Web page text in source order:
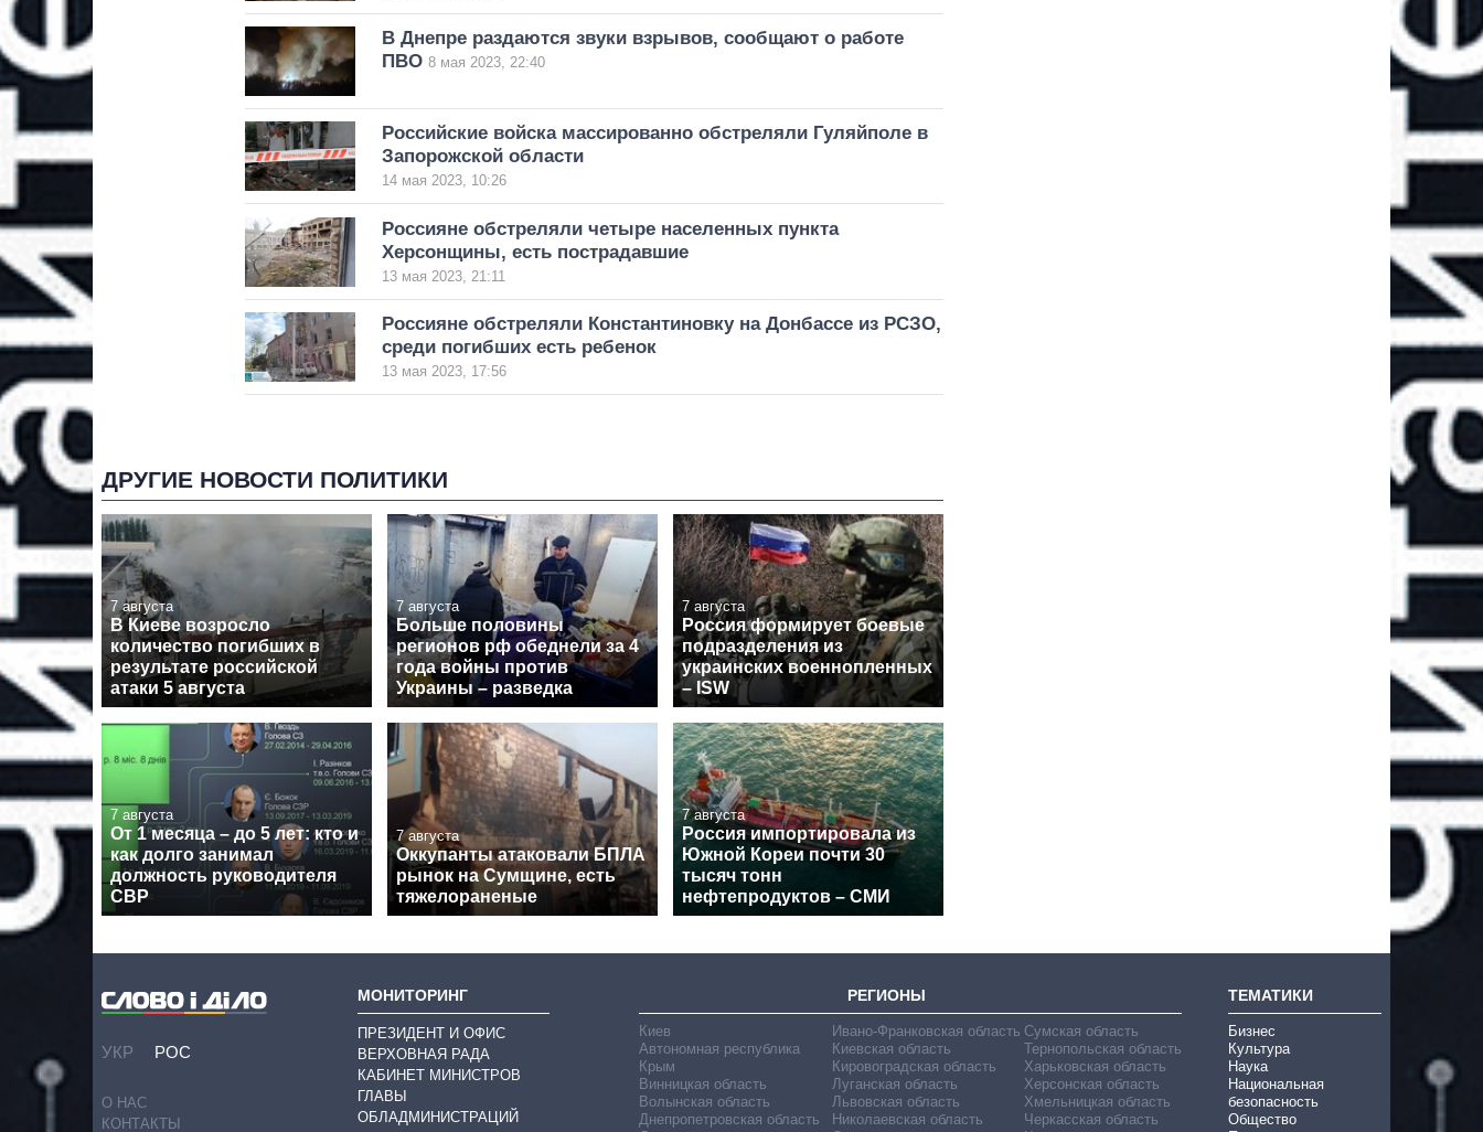
В Днепре раздаются звуки взрывов, сообщают о работе
ПВО 8 мая 2023, 22:40
Российские войска массированно обстреляли Гуляйполе в
Запорожской области
14 мая 2023, 10:26
Россияне обстреляли четыре населенных пункта
Херсонщины, есть пострадавшие
13 мая 2023, 21:11
Россияне обстреляли Константиновку на Донбассе из РСЗО,
среди погибших есть ребенок
13 мая 2023, 17:56
ДРУГИЕ НОВОСТИ ПОЛИТИКИ
7 августа
В Киеве возросло
количество погибших в
результате российской
атаки 5 августа
7 августа
Больше половины
регионов рф обеднели за 4
года войны против
Украины – разведка
7 августа
Россия формирует боевые
подразделения из
украинских военнопленных
– ISW
7 августа
От 1 месяца – до 5 лет: кто и
как долго занимал
должность руководителя
СВР
7 августа
Оккупанты атаковали БПЛА
рынок на Сумщине, есть
тяжелораненые
7 августа
Россия импортировала из
Южной Кореи почти 30
тысяч тонн
нефтепродуктов – СМИ
УКР РОС
О НАС
КОНТАКТЫ
МОНИТОРИНГ
ПРЕЗИДЕНТ И ОФИС
ВЕРХОВНАЯ РАДА
КАБИНЕТ МИНИСТРОВ
ГЛАВЫ
ОБЛАДМИНИСТРАЦИЙ
РЕГИОНЫ
Киев
Автономная республика
Крым
Винницкая область
Волынская область
Днепропетровская область
Ивано-Франковская область
Киевская область
Кировоградская область
Луганская область
Львовская область
Николаевская область
Сумская область
Тернопольская область
Харьковская область
Херсонская область
Хмельницкая область
Черкасская область
ТЕМАТИКИ
Бизнес
Культура
Наука
Национальная
безопасность
Общество